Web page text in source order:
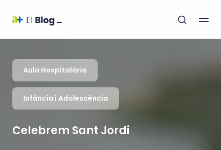
Aula Hospitalària
Infància i Adolescència
Celebrem Sant Jordi